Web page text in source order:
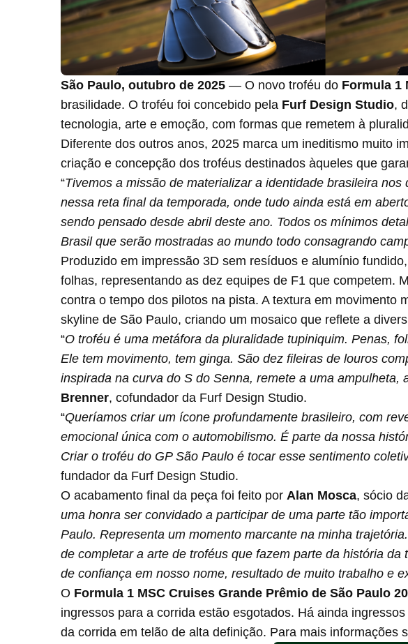
São Paulo, outubro de 2025 — O novo troféu do Formula 1
brasilidade. O troféu foi concebido pela Furf Design Studio,
tecnologia, arte e emoção, com formas que remetem à
Diferente dos outros anos, 2025 marca um ineditismo muito
criação e concepção dos troféus destinados àqueles que
“Tivemos a missão de materializar a identidade brasileira
nessa reta final da temporada, onde tudo ainda está em
sendo pensado desde abril deste ano. Todos os mínimos
Brasil que serão mostradas ao mundo todo consagrando
Produzido em impressão 3D sem resíduos e alumínio
folhas, representando as dez equipes de F1 que competem.
contra o tempo dos pilotos na pista. A textura em movimento
skyline de São Paulo, criando um mosaico que reflete a
“O troféu é uma metáfora da pluralidade tupiniquim. Penas,
Ele tem movimento, tem ginga. São dez fileiras de louros
inspirada na curva do S do Senna, remete a uma
Brenner, cofundador da Furf Design Studio.
“Queríamos criar um ícone profundamente brasileiro, com
emocional única com o automobilismo. É parte da nossa
Criar o troféu do GP São Paulo é tocar esse sentimento
fundador da Furf Design Studio.
O acabamento final da peça foi feito por Alan Mosca, sócio
uma honra ser convidado a participar de uma parte tão
Paulo. Representa um momento marcante na minha
de completar a arte de troféus que fazem parte da história
de confiança em nosso nome, resultado de muito trabalho e
O Formula 1 MSC Cruises Grande Prêmio de São Paulo
ingressos para a corrida estão esgotados. Há ainda
da corrida em telão de alta definição. Para mais informações